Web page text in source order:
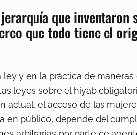
que
que todo tiene el
y en la práctica de
leyes sobre el hiyab
actual, el acceso de las
en público, depende del